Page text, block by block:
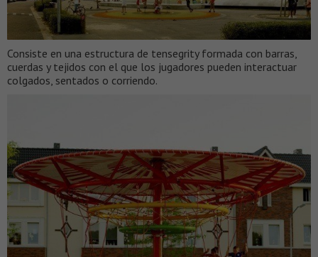
Consiste en una estructura de tensegrity formada con barras,
cuerdas y tejidos con el que los jugadores pueden interactuar
colgados, sentados o corriendo.